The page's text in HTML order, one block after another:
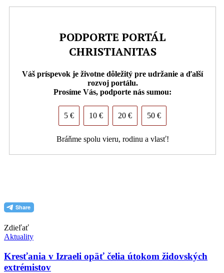
PODPORTE PORTÁL
CHRISTIANITAS
Váš príspevok je životne dôležitý pre udržanie a ďalší
rozvoj portálu.
Prosíme Vás, podporte nás sumou:
5 € 10 € 20 € 50 €
Bráňme spolu vieru, rodinu a vlasť!
Zdieľať
Aktuality
Kresťania v Izraeli opäť čelia útokom židovských
extrémistov